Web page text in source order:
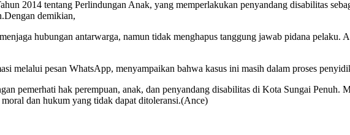
2014 tentang Perlindungan Anak, yang memperlakukan penyandang disabilitas
demikian,
hubungan antarwarga, namun tidak menghapus tanggung jawab pidana pelaku.
melalui pesan WhatsApp, menyampaikan bahwa kasus ini masih dalam proses
pemerhati hak perempuan, anak, dan penyandang disabilitas di Kota Sungai Penuh.
dan hukum yang tidak dapat ditoleransi.(Ance)